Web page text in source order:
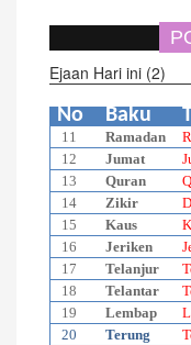
Ejaan Hari ini (2)
No
Baku
11 Ramadan
12
Jumat
13
Quran
14
Zikir
15
Kaus
16
Jeriken
17
Telanjur
18
Telantar
19
Lembap
20
Terung